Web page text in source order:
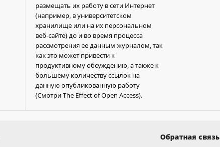
размещать их работу в сети Интернет
(например, в университетском
хранилище или на их персональном
веб-сайте) до и во время процесса
рассмотрения ее данным журналом, так
как это может привести к
продуктивному обсуждению, а также к
большему количеству ссылок на
данную опубликованную работу
(Смотри The Effect of Open Access).
Обратная связь